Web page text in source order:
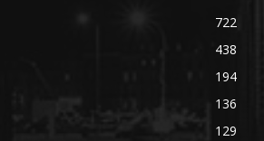
722
438
194
136
129